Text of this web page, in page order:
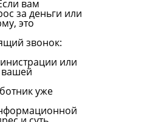
вам
за деньги или
это
звонок:
или
уже